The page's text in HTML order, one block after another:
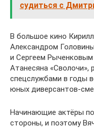
судиться с
В большое кино
Александром
и Сергеем
Атанесяна
спецслужбами в годы
юных диверсантов-
Начинающие актёры
стороны, и поэтому